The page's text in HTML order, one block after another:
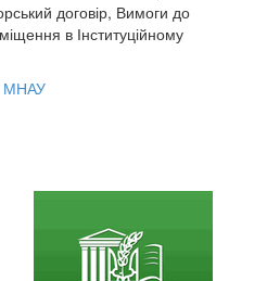
договір, Вимоги до
в Інституційному
МНАУ